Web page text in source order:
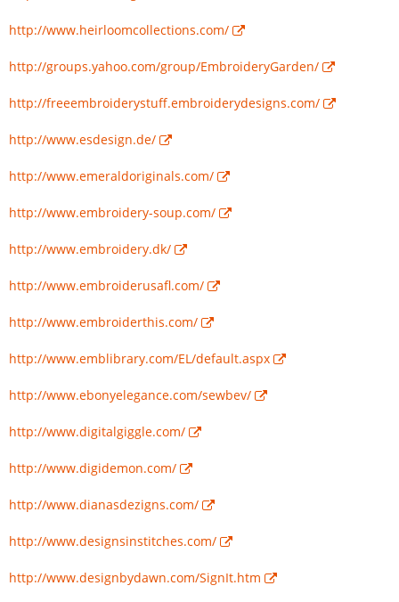
http://www.heirloomcollections.com/
http://groups.yahoo.com/group/EmbroideryGarden/
http://freeembroiderystuff.embroiderydesigns.com/
http://www.esdesign.de/
http://www.emeraldoriginals.com/
http://www.embroidery-soup.com/
http://www.embroidery.dk/
http://www.embroiderusafl.com/
http://www.embroiderthis.com/
http://www.emblibrary.com/EL/default.aspx
http://www.ebonyelegance.com/sewbev/
http://www.digitalgiggle.com/
http://www.digidemon.com/
http://www.dianasdezigns.com/
http://www.designsinstitches.com/
http://www.designbydawn.com/SignIt.htm